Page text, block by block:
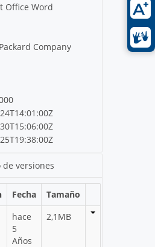
Office Word
Company
de versiones
Fecha
Tamaño
hace
5
Años
2,1MB